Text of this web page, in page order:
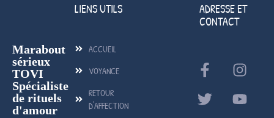
Marabout
sérieux
TOVI
Spécialiste
de rituels
d'amour
LIENS UTILS
ACCUEIL
VOYANCE
RETOUR
D'AFFECTION
ADRESSE ET
CONTACT